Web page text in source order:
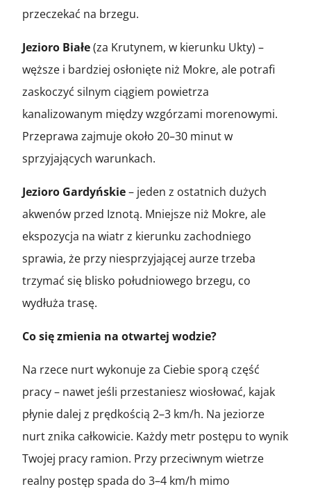
przeczekać na brzegu.
Jezioro Białe(za Krutynem, w kierunku Ukty) –
węższe i bardziej osłonięte niż Mokre, ale potrafi
zaskoczyć silnym ciągiem powietrza
kanalizowanym między wzgórzami morenowymi.
Przeprawa zajmuje około 20–30 minut w
sprzyjających warunkach.
Jezioro Gardyńskie– jeden z ostatnich dużych
akwenów przed Iznotą. Mniejsze niż Mokre, ale
ekspozycja na wiatr z kierunku zachodniego
sprawia, że przy niesprzyjającej aurze trzeba
trzymać się blisko południowego brzegu, co
wydłuża trasę.
Co się zmienia na otwartej wodzie?
Na rzece nurt wykonuje za Ciebie sporą część
pracy – nawet jeśli przestaniesz wiosłować, kajak
płynie dalej z prędkością 2–3 km/h. Na jeziorze
nurt znika całkowicie. Każdy metr postępu to wynik
Twojej pracy ramion. Przy przeciwnym wietrze
realny postęp spada do 3–4 km/h mimo